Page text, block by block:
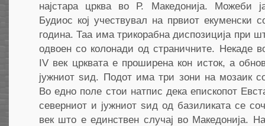
најстара црква во Р. Македонија. Можеби
Будиос кој учествувал на првиот екуменски
година. Таа има трикорабна диспозиција при
одвоен со колонади од страничните. Некаде
IV век црквата е проширена кон исток, а
јужниот ѕид. Подот има три зони на мозаик
Во едно поле стои натпис дека епископот
северниот и јужниот ѕид од базиликата се
век што е единствен случај во Македонија.